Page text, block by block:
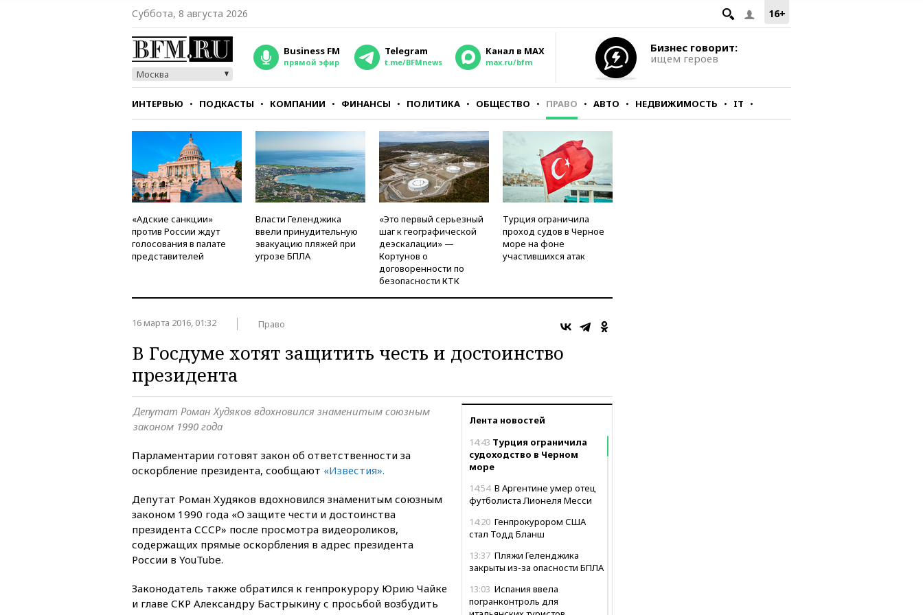
16+
Суббота, 8 августа 2026
Москва
Business FM
прямой эфир
Telegram
t.me/BFMnews
Канал в MAX
max.ru/bfm
Бизнес говорит:
ищем героев
ИНТЕРВЬЮ ПОДКАСТЫ КОМПАНИИ ФИНАНСЫ ПОЛИТИКА ОБЩЕСТВО ПРАВО АВТО НЕДВИЖИМОСТЬ IT
СТИЛЬ ТЕСТЫ
«Адские санкции»
против России ждут
голосования в палате
представителей
Власти Геленджика
ввели принудительную
эвакуацию пляжей при
угрозе БПЛА
«Это первый серьезный
шаг к географической
деэскалации» —
Кортунов о
договоренности по
безопасности КТК
Турция ограничила
проход судов в Черное
море на фоне
участившихся атак
16 марта 2016, 01:32 Право
В Госдуме хотят защитить честь и достоинство
президента
Лента новостей
14:43 Турция ограничила
судоходство в Черном
море
14:54 В Аргентине умер отец
футболиста Лионеля Месси
14:20 Генпрокурором США
стал Тодд Бланш
13:37 Пляжи Геленджика
закрыты из-за опасности БПЛА
13:03 Испания ввела
погранконтроль для
Депутат Роман Худяков вдохновился знаменитым союзным
законом 1990 года
Парламентарии готовят закон об ответственности за
оскорбление президента, сообщают «Известия».
Депутат Роман Худяков вдохновился знаменитым союзным
законом 1990 года «О защите чести и достоинства
президента СССР» после просмотра видеороликов,
содержащих прямые оскорбления в адрес президента
России в YouTube.
Законодатель также обратился к генпрокурору Юрию Чайке
и главе СКР Александру Бастрыкину с просьбой возбудить